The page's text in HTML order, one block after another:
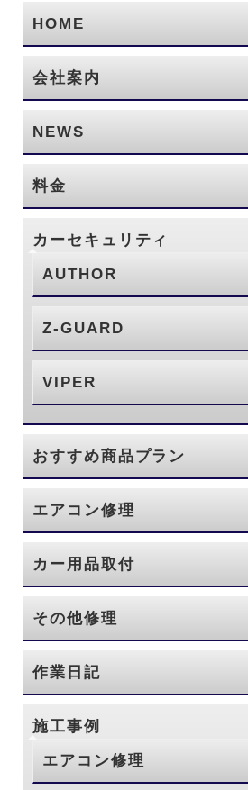
HOME
会社案内
NEWS
料金
カーセキュリティ
AUTHOR
Z-GUARD
VIPER
おすすめ商品プラン
エアコン修理
カー用品取付
その他修理
作業日記
施工事例
エアコン修理